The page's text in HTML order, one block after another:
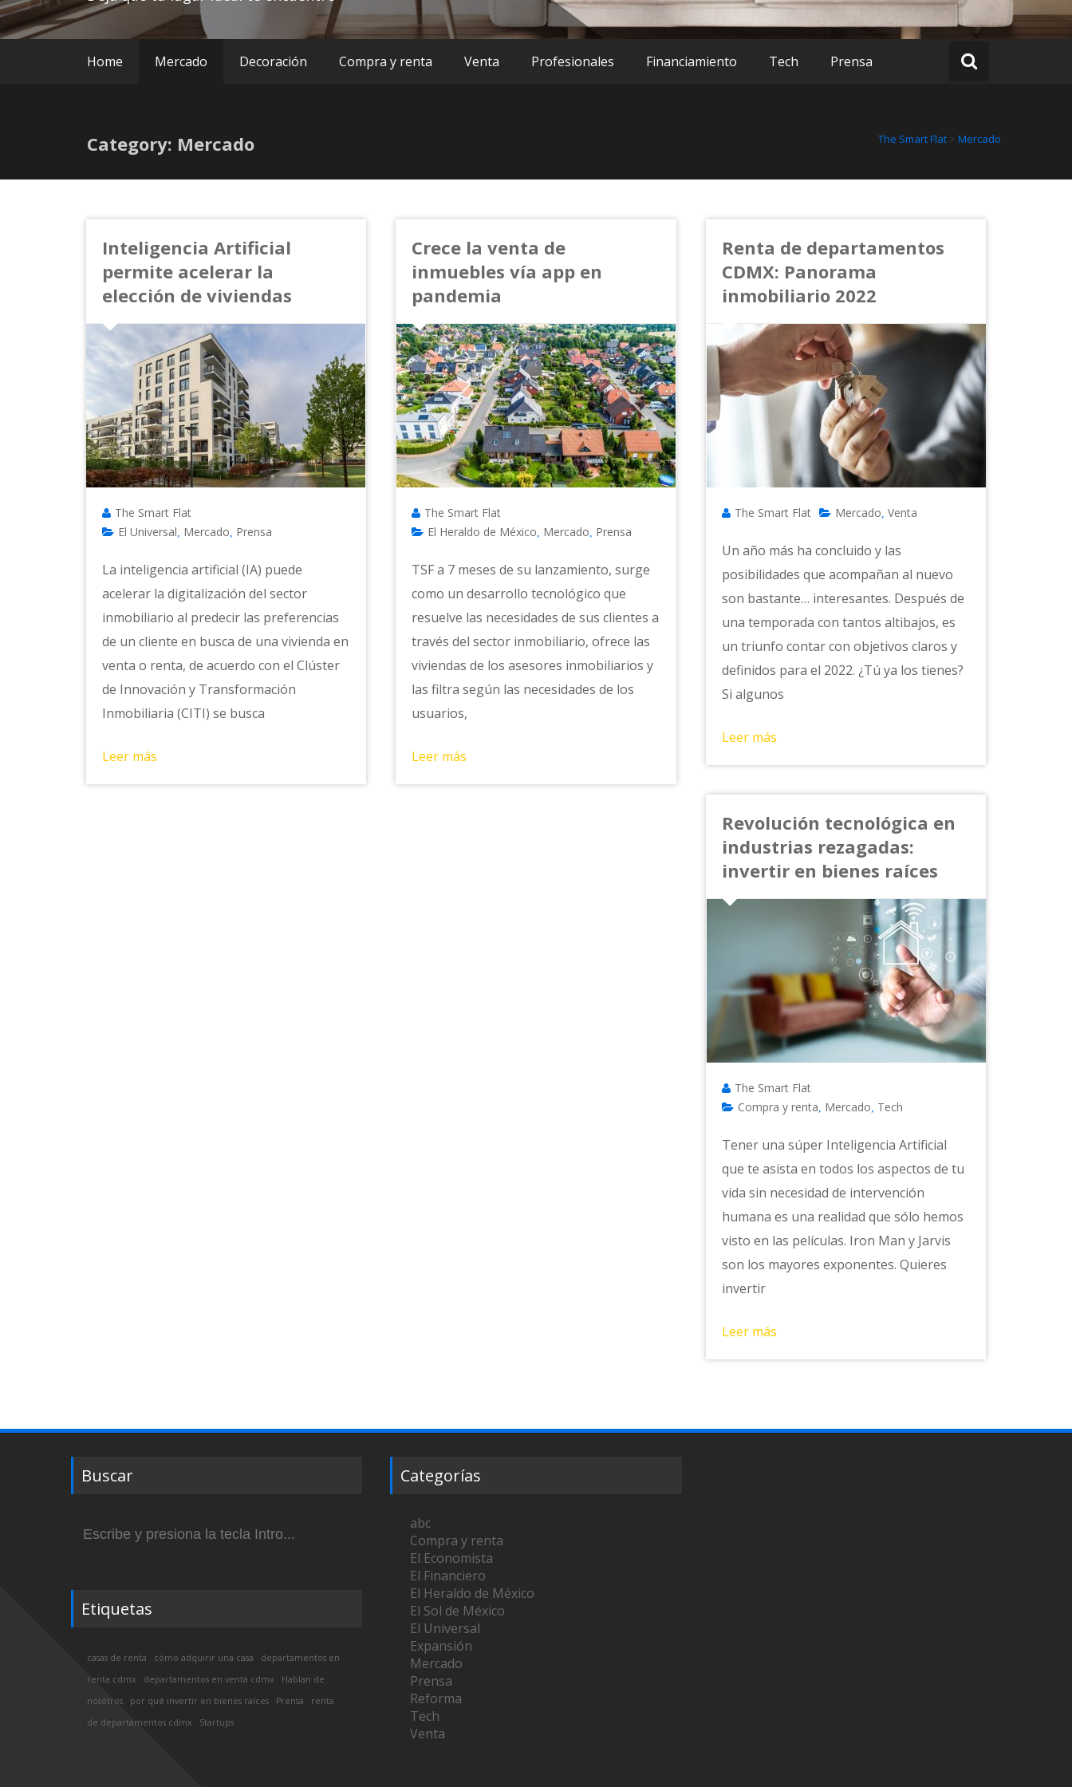
Home Mercado Decoración Compra y renta Venta Profesionales Financiamiento Tech Prensa
Category: Mercado The Smart Flat > Mercado
Inteligencia Artificial
permite acelerar la
elección de viviendas
The Smart Flat
El Universal Mercado Prensa
La inteligencia artificial (IA) puede
acelerar la digitalización del sector
inmobiliario al predecir las preferencias
de un cliente en busca de una vivienda en
venta o renta, de acuerdo con el Clúster
de Innovación y Transformación
Inmobiliaria (CITI) se busca
Leer más
Crece la venta de
inmuebles vía app en
pandemia
The Smart Flat
El Heraldo de México Mercado Prensa
TSF a 7 meses de su lanzamiento, surge
como un desarrollo tecnológico que
resuelve las necesidades de sus clientes a
través del sector inmobiliario, ofrece las
viviendas de los asesores inmobiliarios y
las filtra según las necesidades de los
usuarios,
Leer más
Renta de departamentos
CDMX: Panorama
inmobiliario 2022
The Smart Flat Mercado Venta
Un año más ha concluido y las
posibilidades que acompañan al nuevo
son bastante… interesantes. Después de
una temporada con tantos altibajos, es
un triunfo contar con objetivos claros y
definidos para el 2022. ¿Tú ya los tienes?
Si algunos
Leer más
Revolución tecnológica en
industrias rezagadas:
invertir en bienes raíces
The Smart Flat
Compra y renta Mercado Tech
Tener una súper Inteligencia Artificial
que te asista en todos los aspectos de tu
vida sin necesidad de intervención
humana es una realidad que sólo hemos
visto en las películas. Iron Man y Jarvis
son los mayores exponentes. Quieres
invertir
Leer más
Buscar
Etiquetas
casas de renta cómo adquirir una casa
departamentos en
renta cdmx
departamentos en venta cdmx
Hablan de
nosotros
por qué invertir en bienes raíces Prensa
renta
de departamentos cdmx
Startups
Categorías
abc
Compra y renta
El Economista
El Financiero
El Heraldo de México
El Sol de México
El Universal
Expansión
Mercado
Prensa
Reforma
Tech
Venta